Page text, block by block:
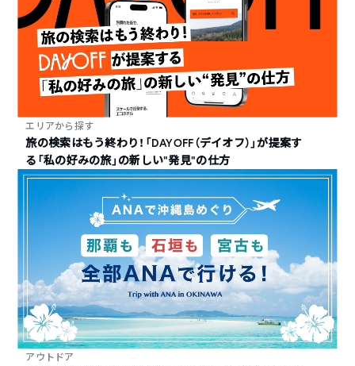
エリアから探す
旅の検索はもう終わり！「DAYOFF（デイオフ）」が提案す
る「私の好みの旅」の新しい“発見”の仕方
アウトドア